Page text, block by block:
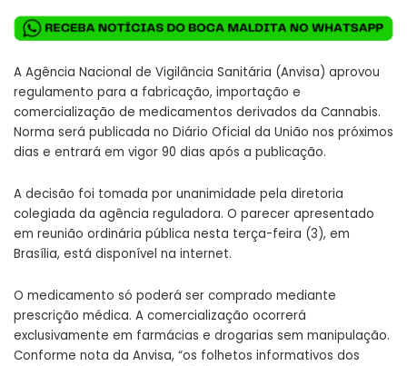
A Agência Nacional de Vigilância Sanitária (Anvisa) aprovou
regulamento para a fabricação, importação e
comercialização de medicamentos derivados da Cannabis.
Norma será publicada no Diário Oficial da União nos próximos
dias e entrará em vigor 90 dias após a publicação.
A decisão foi tomada por unanimidade pela diretoria
colegiada da agência reguladora. O parecer apresentado
em reunião ordinária pública nesta terça-feira (3), em
Brasília, está disponível na internet.
O medicamento só poderá ser comprado mediante
prescrição médica. A comercialização ocorrerá
exclusivamente em farmácias e drogarias sem manipulação.
Conforme nota da Anvisa, “os folhetos informativos dos